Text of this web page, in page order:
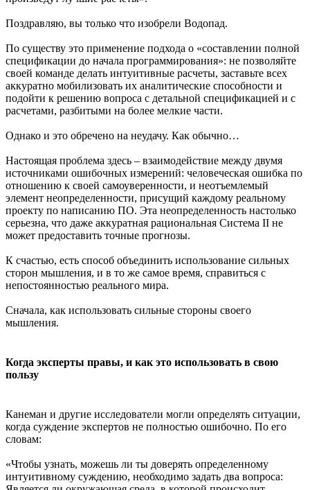
Поздравляю, вы только что изобрели Водопад.
По существу это применение подхода о «составлении полной
спецификации до начала программирования»: не позволяйте
своей команде делать интуитивные расчеты, заставьте всех
аккуратно мобилизовать их аналитические способности и
подойти к решению вопроса с детальной спецификацией и с
расчетами, разбитыми на более мелкие части.
Однако и это обречено на неудачу. Как обычно…
Настоящая проблема здесь – взаимодействие между двумя
источниками ошибочных измерений: человеческая ошибка по
отношению к своей самоуверенности, и неотъемлемый
элемент неопределенности, присущий каждому реальному
проекту по написанию ПО. Эта неопределенность настолько
серьезна, что даже аккуратная рациональная Система II не
может предоставить точные прогнозы.
К счастью, есть способ объединить использование сильных
сторон мышления, и в то же самое время, справиться с
непостоянностью реального мира.
Сначала, как использовать сильные стороны своего
мышления.
Когда эксперты правы, и как это использовать в свою
пользу
Канеман и другие исследователи могли определять ситуации,
когда суждение экспертов не полностью ошибочно. По его
словам:
«Чтобы узнать, можешь ли ты доверять определенному
интуитивному суждению, необходимо задать два вопроса: